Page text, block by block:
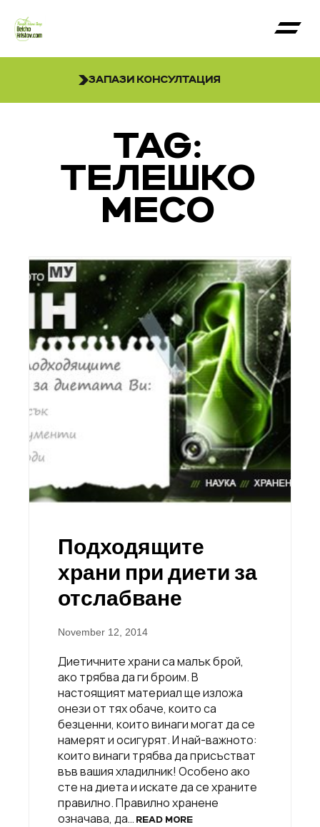
ЗАПАЗИ КОНСУЛТАЦИЯ
TAG:
ТЕЛЕШКО
МЕСО
Подходящите
храни при диети за
отслабване
November 12, 2014
Диетичните храни са малък брой,
ако трябва да ги броим. В
настоящият материал ще изложа
онези от тях обаче, които са
безценни, които винаги могат да се
намерят и осигурят. И най-важното:
които винаги трябва да присъстват
във вашия хладилник! Особено ако
сте на диета и искате да се храните
правилно. Правилно хранене
означава, да… READ MORE